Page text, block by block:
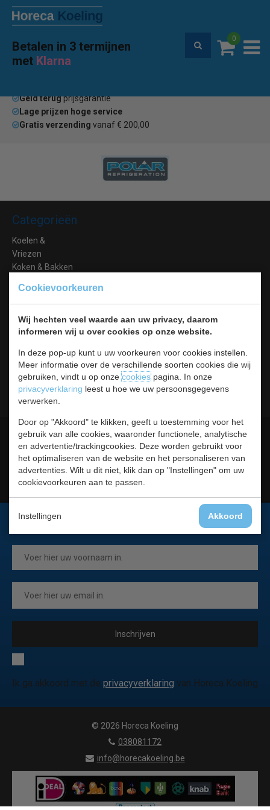
Cookievoorkeuren
Wij hechten veel waarde aan uw privacy, daarom
informeren wij u over cookies op onze website.
In deze pop-up kunt u uw voorkeuren voor cookies instellen.
Meer informatie over de verschillende soorten cookies die wij
gebruiken, vindt u op onzecookiespagina. In onze
privacyverklaring leest u hoe we uw persoonsgegevens
verwerken.
Door op "Akkoord" te klikken, geeft u toestemming voor het
gebruik van alle cookies, waaronder functionele, analytische
en advertentie/trackingcookies. Deze worden gebruikt voor
het optimaliseren van de website en het personaliseren van
advertenties. Wilt u dit niet, klik dan op "Instellingen" om uw
cookievoorkeuren aan te passen.
Instellingen Akkoord
Betalen in 3 termijnen
met Klarna
0
Premium service en garantie
Home Merken
Geld terugprijsgarantie
Lage prijzen hoge service
Gratis verzending vanaf € 200,00
Categorieën
Koelen &
Vriezen
Koken & Bakken
Warmhouden
Bar & Koffie
Buffet & tafel
Kleding
Horeca
Meubilair
RVS
Algemene voorwaarden Leveringsvoorwaarden
Privacy statement Cookies
Retour, teruggavebeleid en
Contact
Aanmelden voor de nieuwsbrief
Inschrijven
Ik ga akkoord met de privacyverklaring van Horeca Koeling
© 2026 Horeca Koeling
|
038081172
|
info@horecakoeling.be